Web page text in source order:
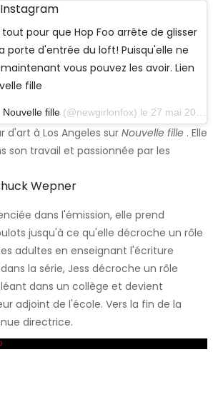
pour que Hop Foo arrête de glisser
porte d'entrée du loft! Puisqu'elle ne
vous pouvez les avoir. Lien
fille
Nouvelle fille (@newgirlonfox) le 27 mai 2018 à 11h59 PDT
d'art à Los Angeles sur Nouvelle fille . Elle
son travail et passionnée par les
Wepner
dans l'émission, elle prend
jusqu'à ce qu'elle décroche un rôle
adultes en enseignant l'écriture
la série, Jess décroche un rôle
dans un collège et devient
adjoint de l'école. Vers la fin de la
directrice.